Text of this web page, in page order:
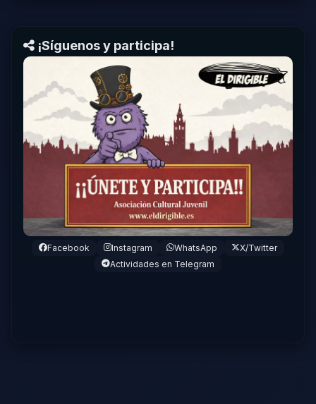
¡Síguenos y participa!
Facebook Instagram WhatsApp
X/Twitter
Actividades en Telegram